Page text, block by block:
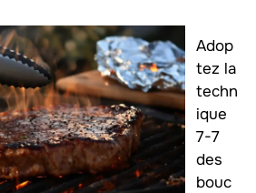
Adop
tez la
techn
ique
7-7
des
bouc